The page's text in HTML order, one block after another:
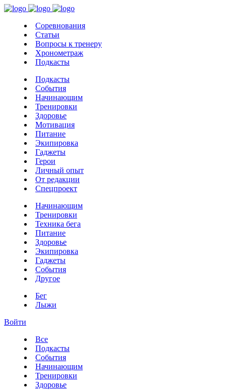
Соревнования
Статьи
Вопросы к тренеру
Хронометраж
Подкасты
Подкасты
События
Начинающим
Тренировки
Здоровье
Мотивация
Питание
Экипировка
Гаджеты
Герои
Личный опыт
От редакции
Спецпроект
Начинающим
Тренировки
Техника бега
Питание
Здоровье
Экипировка
Гаджеты
События
Другое
Бег
Лыжи
Войти
Все
Подкасты
События
Начинающим
Тренировки
Здоровье